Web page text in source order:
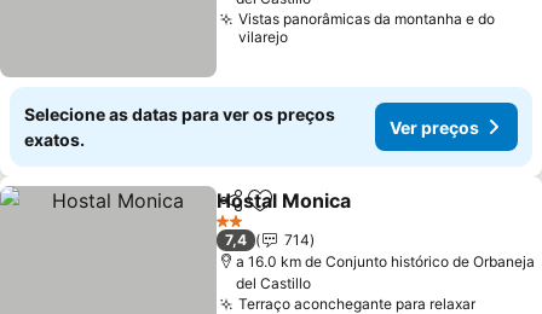
Vistas panorâmicas da montanha e do
vilarejo
Selecione as datas para ver os preços
exatos.
Ver preços
PartilharAdicionar aos favoritos
Hostal Monica
2 Estrelas
7,4
714
a 16.0 km de Conjunto histórico de Orbaneja
del Castillo
Terraço aconchegante para relaxar